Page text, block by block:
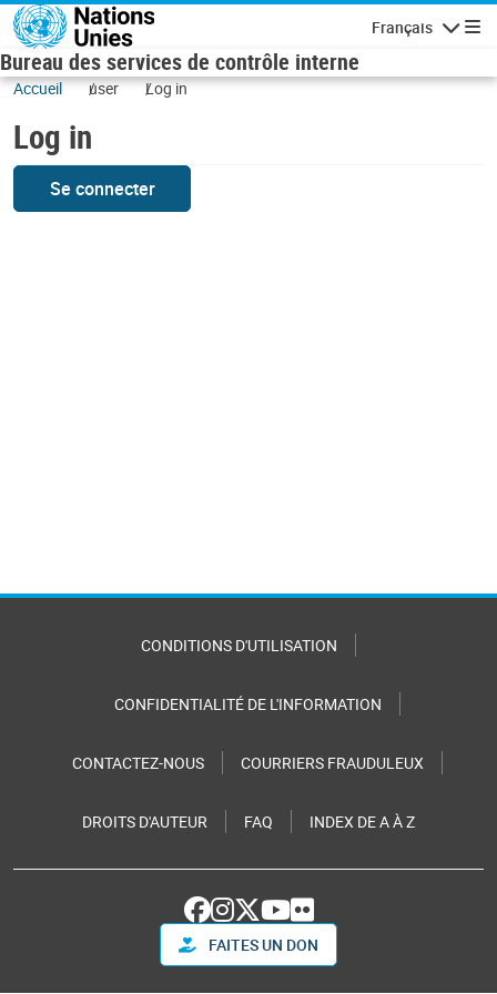
Skip to main content
Français
Bureau des services de contrôle interne
Accueil user Log in
Log in
Se connecter
CONDITIONS D'UTILISATION
CONFIDENTIALITÉ DE L'INFORMATION
CONTACTEZ-NOUS COURRIERS FRAUDULEUX
DROITS D'AUTEUR FAQ INDEX DE A À Z
FAITES UN DON